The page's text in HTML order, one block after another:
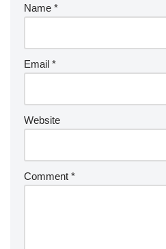
Name *
Email *
Website
Comment *